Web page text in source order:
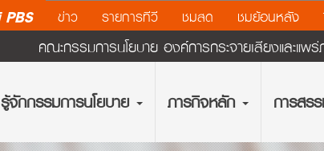
ข่าว รายการทีวี ชมสด ชมย้อนหลัง
คณะกรรมการนโยบาย องค์การกระจายเสียงและแพ
รู้จักกรรมการนโยบาย ภารกิจหลัก การสร